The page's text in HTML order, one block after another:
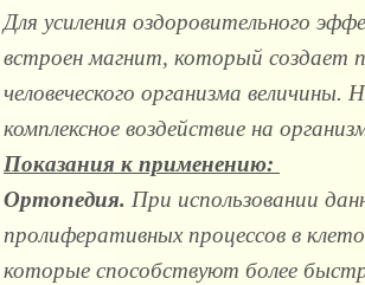
Для усиления оздоровительного
встроен магнит, который создает
человеческого организма
комплексное воздействие на
Показания к применению:
Ортопедия. При использовании
пролиферативных процессов в
которые способствуют более